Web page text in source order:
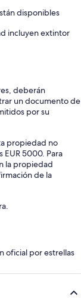
disponibles
incluyen extintor
deberán
un documento de
por su
propiedad no
5000. Para
la propiedad
de la
oficial por estrellas